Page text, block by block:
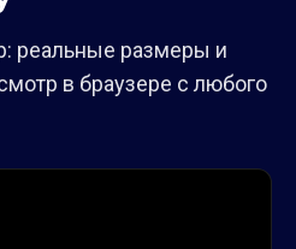
реальные размеры и
в браузере с любого